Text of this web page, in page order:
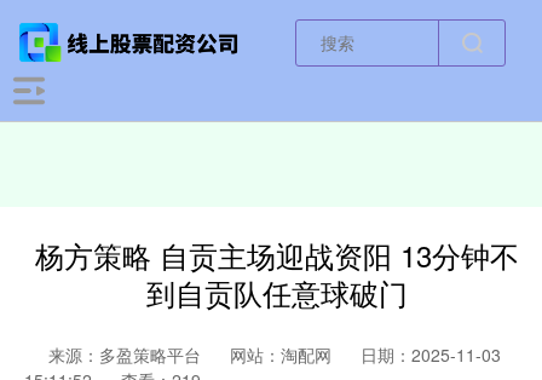
杨方策略 自贡主场迎战资阳 13分钟不
到自贡队任意球破门
来源：多盈策略平台 网站：淘配网
日期：2025-11-03